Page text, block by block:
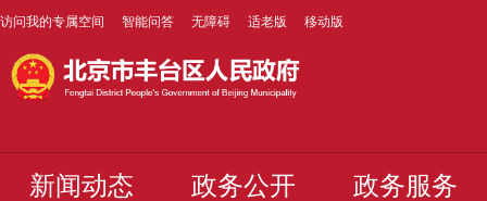
访问我的专属空间 智能问答 无障碍 适老版 移动版
新闻动态 政务公开 政务服务